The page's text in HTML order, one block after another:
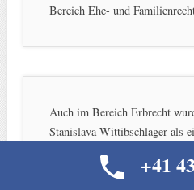
Bereich Ehe- und
Auch im Bereich Erbrecht
Stanislava Wittibschlager als
+41